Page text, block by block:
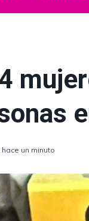
un minuto